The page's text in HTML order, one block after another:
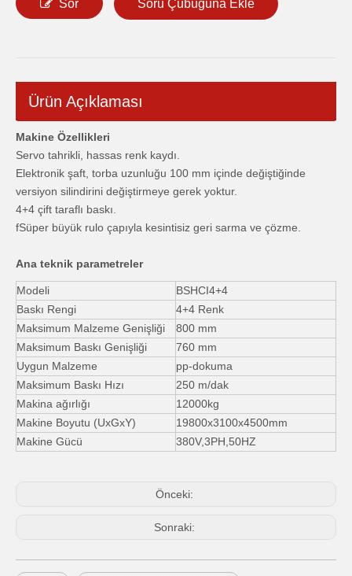
Sor Soru Çubuğuna Ekle
Ürün Açıklaması
Makine Özellikleri
Servo tahrikli, hassas renk kaydı.
Elektronik şaft, torba uzunluğu 100 mm içinde değiştiğinde
versiyon silindirini değiştirmeye gerek yoktur.
4+4 çift taraflı baskı.
fSüper büyük rulo çapıyla kesintisiz geri sarma ve çözme.
Ana teknik parametreler
Modeli
BSHCI4+4
Baskı Rengi
4+4 Renk
Maksimum Malzeme Genişliği
800 mm
Maksimum Baskı Genişliği
760 mm
Uygun Malzeme
pp-dokuma
Maksimum Baskı Hızı
250 m/dak
Makina ağırlığı
12000kg
Makine Boyutu (UxGxY)
19800x3100x4500mm
Makine Gücü
380V,3PH,50HZ
Önceki:
Sonraki: